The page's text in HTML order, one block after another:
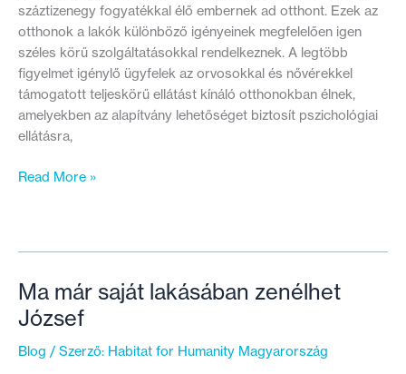
száztizenegy fogyatékkal élő embernek ad otthont. Ezek az
otthonok a lakók különböző igényeinek megfelelően igen
széles körű szolgáltatásokkal rendelkeznek. A legtöbb
figyelmet igénylő ügyfelek az orvosokkal és nővérekkel
támogatott teljeskörű ellátást kínáló otthonokban élnek,
amelyekben az alapítvány lehetőséget biztosít pszichológiai
ellátásra,
Nemesi
otthon
Read More »
Ma már saját lakásában zenélhet
József
Blog / Szerző: Habitat for Humanity Magyarország